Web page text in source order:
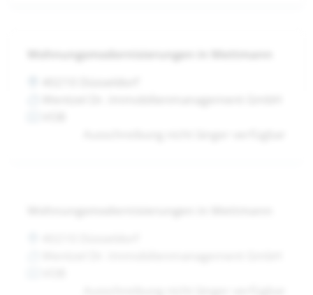
Wohnungsmodernisierungen in Mettmann